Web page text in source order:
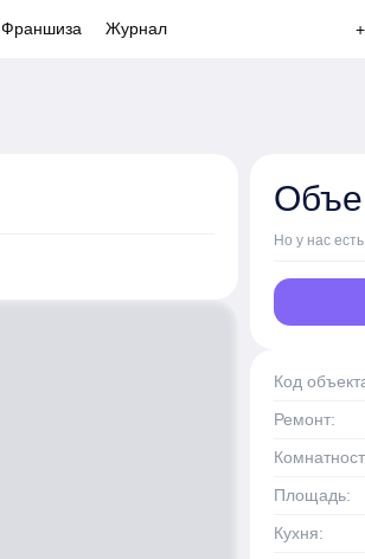
Франшиза Журнал
Но у нас
Код
Ремонт:
Площадь:
Кухня: